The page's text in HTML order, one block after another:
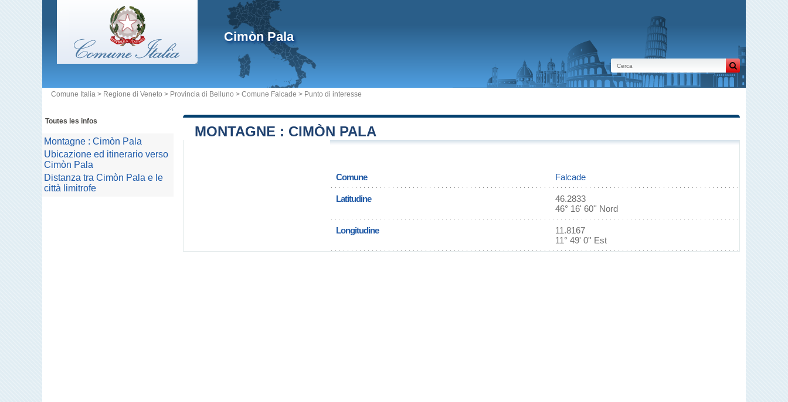
Cimòn Pala
Comune Italia > Regione di Veneto > Provincia di Belluno > Comune Falcade > Punto di interesse
MONTAGNE : CIMÒN PALA
Comune Falcade
Latitudine
46.2833
46° 16' 60'' Nord
Longitudine
11.8167
11° 49' 0'' Est
Toutes les infos
Montagne : Cimòn Pala
Ubicazione ed itinerario verso
Cimòn Pala
Distanza tra Cimòn Pala e le
città limitrofe